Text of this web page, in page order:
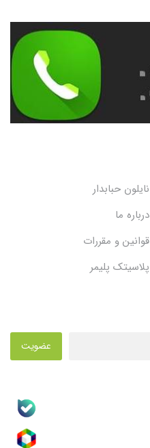
نایلون حبابدار
درباره ما
قوانین و مقررات
پلاسیتک پلیمر
عضویت